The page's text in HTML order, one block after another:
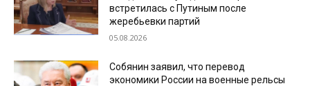
встретилась с Путиным после
жеребьевки партий
05.08.2026
Собянин заявил, что перевод
экономики России на военные рельсы